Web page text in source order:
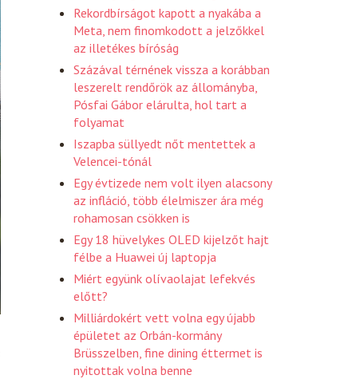
Rekordbírságot kapott a nyakába a
Meta, nem finomkodott a jelzőkkel
az illetékes bíróság
Százával térnének vissza a korábban
leszerelt rendőrök az állományba,
Pósfai Gábor elárulta, hol tart a
folyamat
Iszapba süllyedt nőt mentettek a
Velencei-tónál
Egy évtizede nem volt ilyen alacsony
az infláció, több élelmiszer ára még
rohamosan csökken is
Egy 18 hüvelykes OLED kijelzőt hajt
félbe a Huawei új laptopja
Miért együnk olívaolajat lefekvés
előtt?
Milliárdokért vett volna egy újabb
épületet az Orbán-kormány
Brüsszelben, fine dining éttermet is
nyitottak volna benne